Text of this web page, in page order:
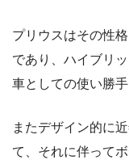
プリウスはその性
であり、ハイブリ
車としての使い勝
またデザイン的に
て、それに伴って